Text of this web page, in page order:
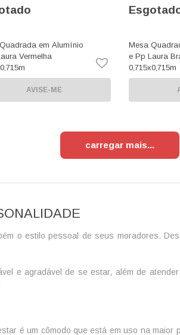
em Alumínio
Vermelha
AVISE-ME
Mesa
e Pp Laura
0,715x0,715m
carregar mais
o estilo pessoal de seus moradores.
e agradável de se estar, além de
é um cômodo que está em uso na maior